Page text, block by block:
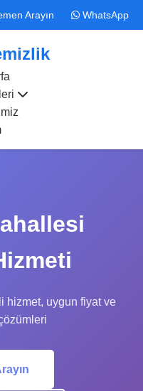
Arayın WhatsApp
hizmet, uygun fiyat ve